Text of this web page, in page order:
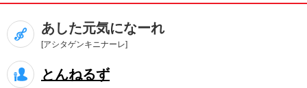
カラオケ＠DAM
ユーザー検索
キャンペーン
あした元気になーれ
[アシタゲンキニナーレ]
とんねるず